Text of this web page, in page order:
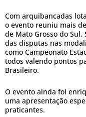
Com arquibancadas
o evento reuniu mais
de Mato Grosso do
das disputas nas
como Campeonato
todos valendo pontos
Brasileiro.
O evento ainda foi
uma apresentação
praticantes.